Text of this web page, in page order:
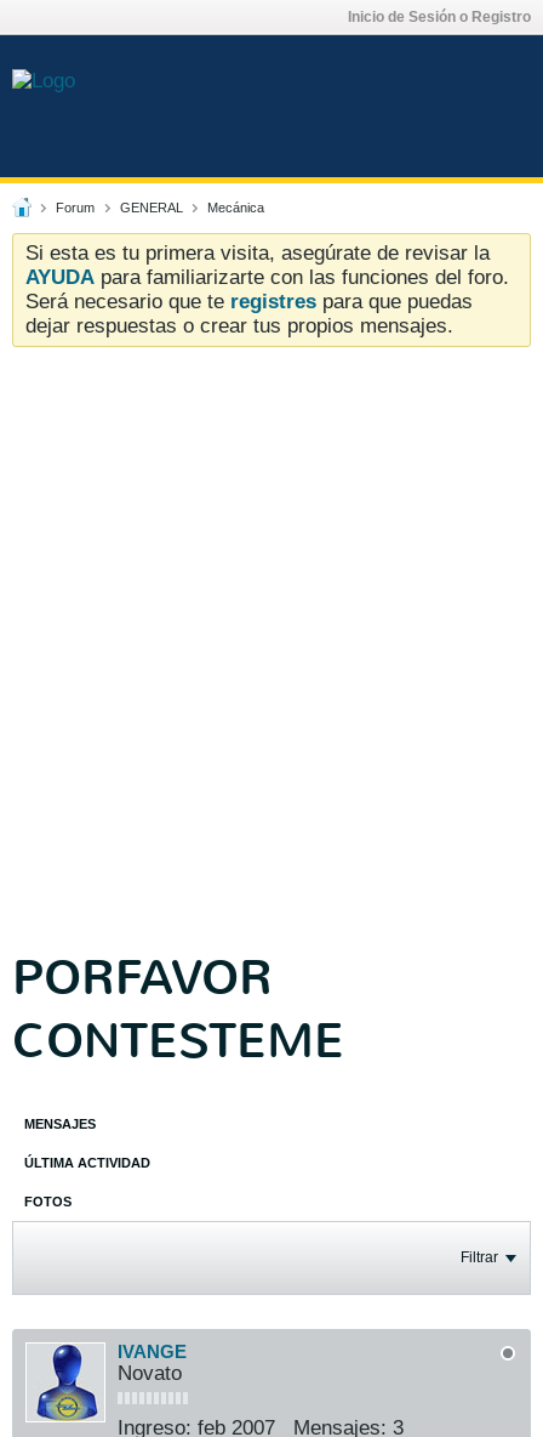
Inicio de Sesión o Registro
Forum GENERAL Mecánica
Si esta es tu primera visita, asegúrate de revisar la
AYUDA para familiarizarte con las funciones del foro.
Será necesario que te registres para que puedas
dejar respuestas o crear tus propios mensajes.
PORFAVOR
CONTESTEME
MENSAJES
ÚLTIMA ACTIVIDAD
FOTOS
Filtrar
IVANGE
Novato
Ingreso: feb 2007 Mensajes: 3